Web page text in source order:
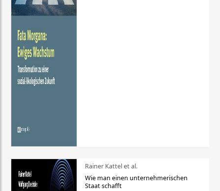
Rainer Kattel et al.
Wie man einen unternehmerischen
Staat schafft